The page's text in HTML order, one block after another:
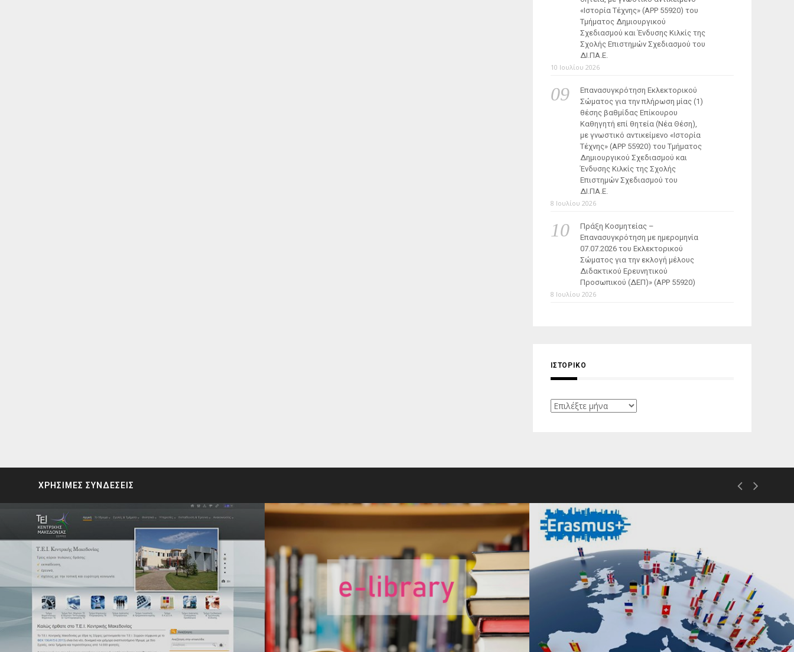
«Ιστορία Τέχνης» (ΑΡΡ 55920) του
Τμήματος Δημιουργικού
Σχεδιασμού και Ένδυσης Κιλκίς της
Σχολής Επιστημών Σχεδιασμού του
ΔΙ.ΠΑ.Ε.
10 Ιουλίου 2026
Επανασυγκρότηση Εκλεκτορικού
Σώματος για την πλήρωση μίας (1)
θέσης βαθμίδας Επίκουρου
Καθηγητή επί θητεία (Νέα Θέση),
με γνωστικό αντικείμενο «Ιστορία
Τέχνης» (ΑΡΡ 55920) του Τμήματος
Δημιουργικού Σχεδιασμού και
Ένδυσης Κιλκίς της Σχολής
Επιστημών Σχεδιασμού του
ΔΙ.ΠΑ.Ε.
8 Ιουλίου 2026
Πράξη Κοσμητείας –
Επανασυγκρότηση με ημερομηνία
07.07.2026 του Εκλεκτορικού
Σώματος για την εκλογή μέλους
Διδακτικού Ερευνητικού
Προσωπικού (ΔΕΠ)» (APP 55920)
8 Ιουλίου 2026
ΙΣΤΟΡΙΚΌ
Ιστορικό
ΧΡΗΣΙΜΕΣ ΣΥΝΔΕΣΕΙΣ